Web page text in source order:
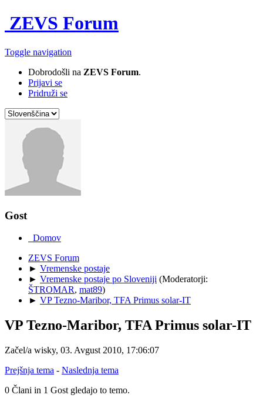
ZEVS Forum
Toggle navigation
Dobrodošli na ZEVS Forum.
Prijavi se
Pridruži se
Gost
Domov
ZEVS Forum
► Vremenske postaje
► Vremenske postaje po Sloveniji (Moderatorji:
ŠTROMAR, mat89)
► VP Tezno-Maribor, TFA Primus solar-IT
VP Tezno-Maribor, TFA Primus solar-IT
Začel/a wisky, 03. Avgust 2010, 17:06:07
Prejšnja tema - Naslednja tema
0 Člani in 1 Gost gledajo to temo.